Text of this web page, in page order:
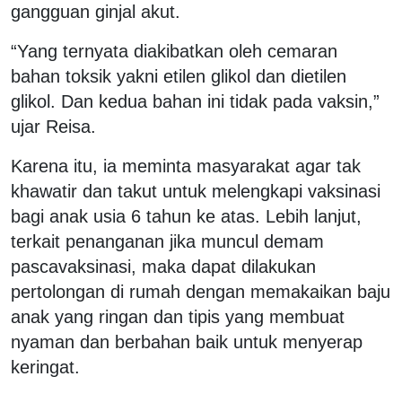
gangguan ginjal akut.
“Yang ternyata diakibatkan oleh cemaran
bahan toksik yakni etilen glikol dan dietilen
glikol. Dan kedua bahan ini tidak pada vaksin,”
ujar Reisa.
Karena itu, ia meminta masyarakat agar tak
khawatir dan takut untuk melengkapi vaksinasi
bagi anak usia 6 tahun ke atas. Lebih lanjut,
terkait penanganan jika muncul demam
pascavaksinasi, maka dapat dilakukan
pertolongan di rumah dengan memakaikan baju
anak yang ringan dan tipis yang membuat
nyaman dan berbahan baik untuk menyerap
keringat.